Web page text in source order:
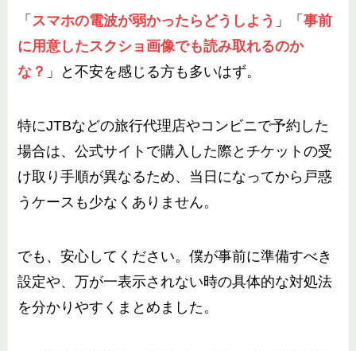
「 スマホの電波が弱かったらどうしよう 」「事前
に用意したスクショ画像でも読み取れるのか
な？ 」と不安を感じる方も多いはず。
特にJTBなどの旅行代理店やコンビニで予約した
場合は、公式サイトで購入した際とチケットの受
け取り手順が異なるため、当日になってから戸惑
うケースも少なくありません。
でも、安心してください。僕が事前に準備すべき
設定や、万が一表示されない時の具体的な対処法
を分かりやすくまとめました。